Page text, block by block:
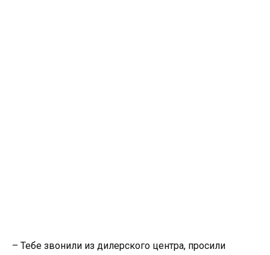
– Тебе звонили из дилерского центра, просили